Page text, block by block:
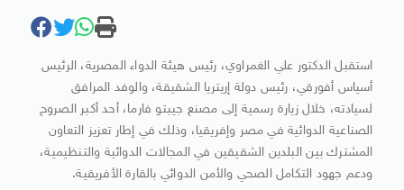
استقبل الدكتور علي الغمراوي، رئيس هيئة الدواء المصرية، الرئيس
أسياس أفورقي، رئيس دولة إريتريا الشقيقة، والوفد المرافق
لسيادته، خلال زيارة رسمية إلى مصنع جيبتو فارما، أحد أكبر الصروح
الصناعية الدوائية في مصر وإفريقيا، وذلك في إطار تعزيز التعاون
المشترك بين البلدين الشقيقين في المجالات الدوائية والتنظيمية،
ودعم جهود التكامل الصحي والأمن الدوائي بالقارة الأفريقية.